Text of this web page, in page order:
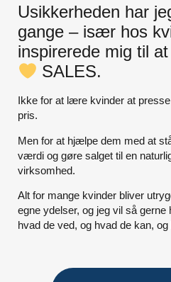
Usikkerheden har
gange – især hos
inspirerede mig til
SALES.
Ikke for at lære kvinder at
pris.
Men for at hjælpe dem med at
værdi og gøre salget til en
virksomhed.
Alt for mange kvinder bliver
egne ydelser, og jeg vil så
hvad de ved, og hvad de kan,